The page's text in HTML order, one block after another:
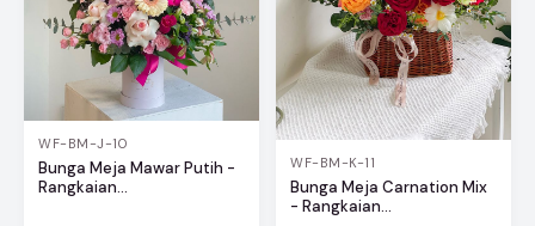
WF-BM-J-10
Bunga Meja Mawar Putih -
Rangkaian...
WF-BM-K-11
Bunga Meja Carnation Mix
- Rangkaian...